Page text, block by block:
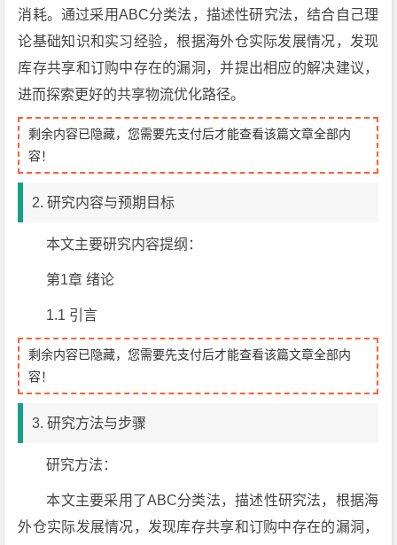
消耗。通过采用ABC分类法，描述性研究法，结合自己理
论基础知识和实习经验，根据海外仓实际发展情况，发现
库存共享和订购中存在的漏洞，并提出相应的解决建议，
进而探索更好的共享物流优化路径。
剩余内容已隐藏，您需要先支付后才能查看该篇文章全部内
容！
2. 研究内容与预期目标
本文主要研究内容提纲：
第1章 绪论
1.1 引言
剩余内容已隐藏，您需要先支付后才能查看该篇文章全部内
容！
3. 研究方法与步骤
研究方法：
本文主要采用了ABC分类法，描述性研究法，根据海
外仓实际发展情况，发现库存共享和订购中存在的漏洞，